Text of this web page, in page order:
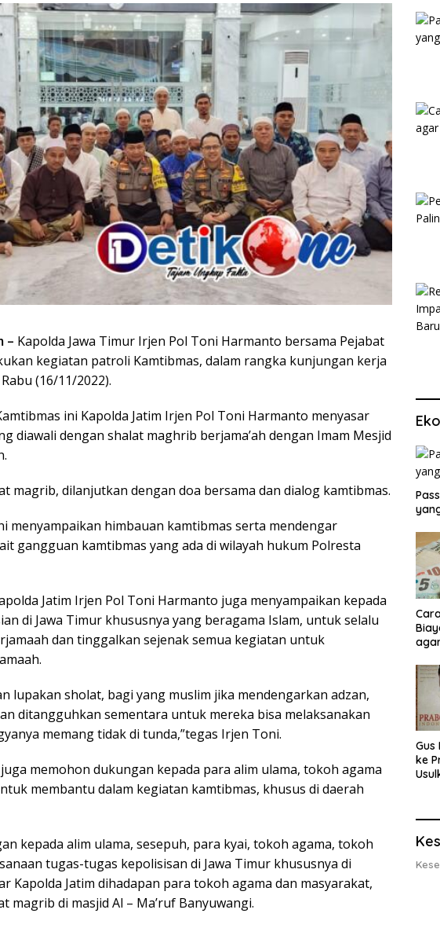
– Kapolda Jawa Timur Irjen Pol Toni Harmanto bersama Pejabat
kegiatan patroli Kamtibmas, dalam rangka kunjungan kerja
(16/11/2022).
ini Kapolda Jatim Irjen Pol Toni Harmanto menyasar
diawali dengan shalat maghrib berjama’ah dengan Imam Mesjid
magrib, dilanjutkan dengan doa bersama dan dialog kamtibmas.
menyampaikan himbauan kamtibmas serta mendengar
gangguan kamtibmas yang ada di wilayah hukum Polresta
Jatim Irjen Pol Toni Harmanto juga menyampaikan kepada
di Jawa Timur khususnya yang beragama Islam, untuk selalu
dan tinggalkan sejenak semua kegiatan untuk
lupakan sholat, bagi yang muslim jika mendengarkan adzan,
ditangguhkan sementara untuk mereka bisa melaksanakan
memang tidak di tunda,”tegas Irjen Toni.
memohon dukungan kepada para alim ulama, tokoh agama
membantu dalam kegiatan kamtibmas, khusus di daerah
kepada alim ulama, sesepuh, para kyai, tokoh agama, tokoh
tugas-tugas kepolisisan di Jawa Timur khususnya di
Kapolda Jatim dihadapan para tokoh agama dan masyarakat,
magrib di masjid Al – Ma’ruf Banyuwangi.
Gus
ke